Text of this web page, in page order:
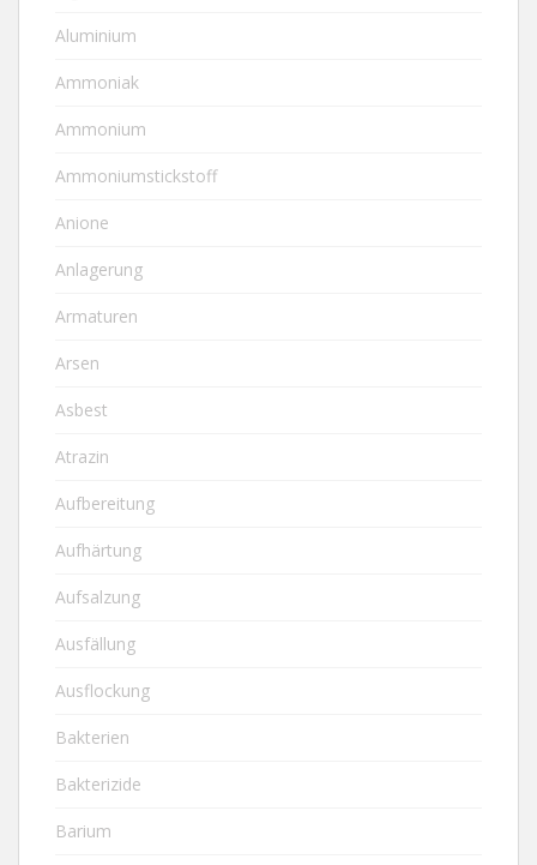
Aluminium
Ammoniak
Ammonium
Ammoniumstickstoff
Anione
Anlagerung
Armaturen
Arsen
Asbest
Atrazin
Aufbereitung
Aufhärtung
Aufsalzung
Ausfällung
Ausflockung
Bakterien
Bakterizide
Barium